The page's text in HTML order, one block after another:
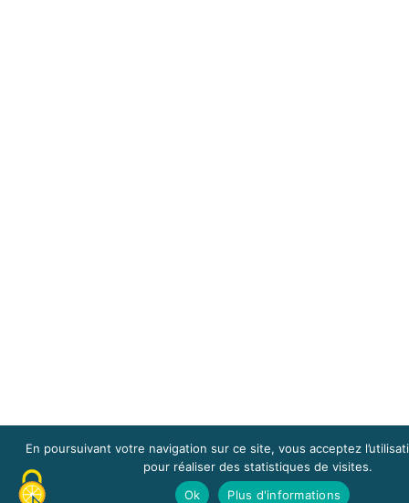
En poursuivant votre navigation sur ce site, vous acceptez
pour réaliser des statistiques de visites.
Ok
Plus d'informations